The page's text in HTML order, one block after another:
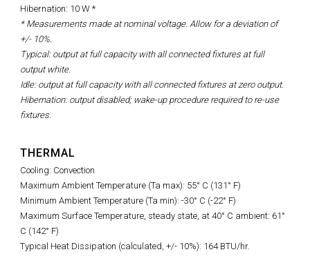
Hibernation: 10 W *
* Measurements made at nominal voltage. Allow for a deviation of
+/- 10%.
Typical: output at full capacity with all connected fixtures at full
output white.
Idle: output at full capacity with all connected fixtures at zero output.
Hibernation: output disabled; wake-up procedure required to re-use
fixtures.
THERMAL
Cooling: Convection
Maximum Ambient Temperature (Ta max): 55° C (131° F)
Minimum Ambient Temperature (Ta min): -30° C (-22° F)
Maximum Surface Temperature, steady state, at 40° C ambient: 61°
C (142° F)
Typical Heat Dissipation (calculated, +/- 10%): 164 BTU/hr.